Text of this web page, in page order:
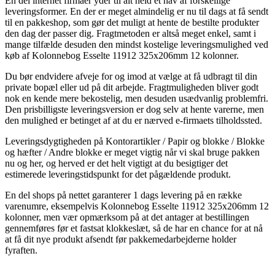
leveringsformer. En der er meget almindelig er nu til dags at få sendt
til en pakkeshop, som gør det muligt at hente de bestilte produkter
den dag der passer dig. Fragtmetoden er altså meget enkel, samt i
mange tilfælde desuden den mindst kostelige leveringsmulighed ved
køb af Kolonnebog Esselte 11912 325x206mm 12 kolonner.
Du bør endvidere afveje for og imod at vælge at få udbragt til din
private bopæl eller ud på dit arbejde. Fragtmuligheden bliver godt
nok en kende mere bekostelig, men desuden usædvanlig problemfri.
Den prisbilligste leveringsversion er dog selv at hente varerne, men
den mulighed er betinget af at du er nærved e-firmaets tilholdssted.
Leveringsdygtigheden på Kontorartikler / Papir og blokke / Blokke
og hæfter / Andre blokke er meget vigtig når vi skal bruge pakken
nu og her, og herved er det helt vigtigt at du besigtiger det
estimerede leveringstidspunkt for det pågældende produkt.
En del shops på nettet garanterer 1 dags levering på en række
varenumre, eksempelvis Kolonnebog Esselte 11912 325x206mm 12
kolonner, men vær opmærksom på at det antager at bestillingen
gennemføres før et fastsat klokkeslæt, så de har en chance for at nå
at få dit nye produkt afsendt før pakkemedarbejderne holder
fyraften.